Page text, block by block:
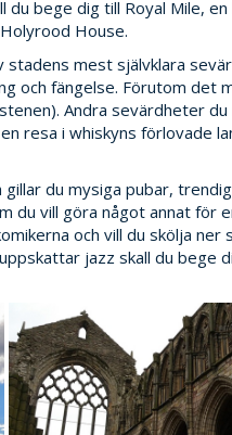
du bege dig till Royal Mile,
House.
stadens mest självklara
och fängelse. Förutom det
Andra sevärdheter
resa i whiskyns förlovade
du mysiga pubar,
du vill göra något annat för
och vill du skölja
jazz skall du bege